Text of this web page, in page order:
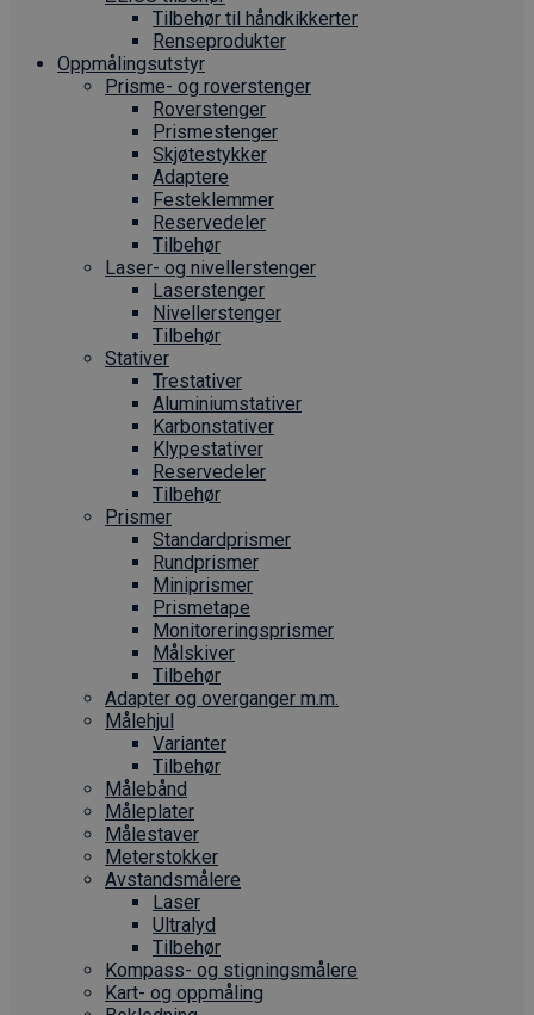
Tilbehør til håndkikkerter
Renseprodukter
Oppmålings­utstyr
Prisme- og roverstenger
Roverstenger
Prismestenger
Skjøtestykker
Adaptere
Festeklemmer
Reservedeler
Tilbehør
Laser- og nivellerstenger
Laserstenger
Nivellerstenger
Tilbehør
Stativer
Trestativer
Aluminiumstativer
Karbonstativer
Klypestativer
Reservedeler
Tilbehør
Prismer
Standardprismer
Rundprismer
Miniprismer
Prismetape
Monitoreringsprismer
Målskiver
Tilbehør
Adapter og overganger m.m.
Målehjul
Varianter
Tilbehør
Målebånd
Måleplater
Målestaver
Meterstokker
Avstandsmålere
Laser
Ultralyd
Tilbehør
Kompass- og stigningsmålere
Kart- og oppmåling